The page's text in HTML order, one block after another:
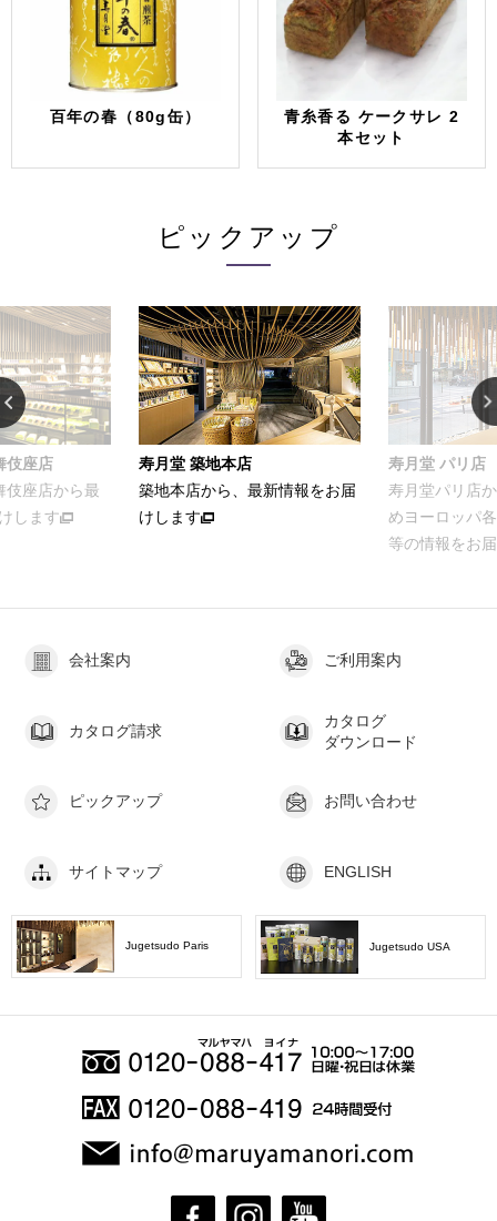
百年の春（80g缶）
青糸香る ケークサレ 2
本セット
ピックアップ
伎座店
伎座店から最
します
寿月堂 築地本店
築地本店から、最新情報をお届
けします
寿月堂 パリ店
寿月堂パリ店
めヨーロッパ
等の情報をお
会社案内 ご利用案内
カタログ請求
カタログ
ダウンロード
ピックアップ お問い合わせ
サイトマップ ENGLISH
Jugetsudo Paris Jugetsudo USA